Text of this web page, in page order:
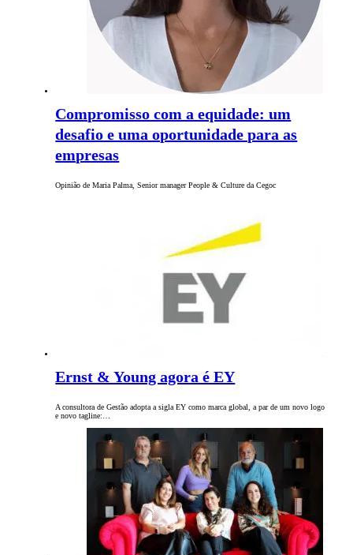
Compromisso com a equidade: um
desafio e uma oportunidade para as
empresas
Opinião de Maria Palma, Senior manager People & Culture da Cegoc
Ernst & Young agora é EY
A consultora de Gestão adopta a sigla EY como marca global, a par de um novo logo
e novo tagline:…